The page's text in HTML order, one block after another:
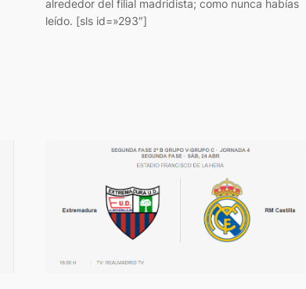
alrededor del filial madridista; como nunca habías
leído. [sls id=»293″]